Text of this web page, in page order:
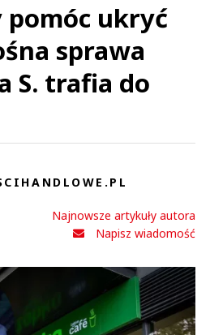
pomóc ukryć
sprawa
S. trafia do
Najnowsze artykuły autora
Napisz wiadomość